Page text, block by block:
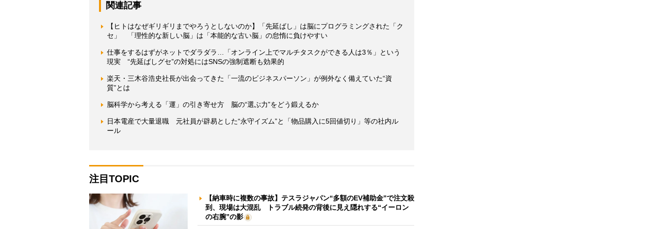
関連記事
【ヒトはなぜギリギリまでやろうとしないのか】「先延ばし」は脳にプログラミングされた「ク
セ」 「理性的な新しい脳」は「本能的な古い脳」の怠惰に負けやすい
仕事をするはずがネットでダラダラ…「オンライン上でマルチタスクができる人は3％」という
現実 “先延ばしグセ”の対処にはSNSの強制遮断も効果的
楽天・三木谷浩史社長が出会ってきた「一流のビジネスパーソン」が例外なく備えていた“資
質”とは
脳科学から考える「運」の引き寄せ方 脳の“選ぶ力”をどう鍛えるか
日本電産で大量退職 元社員が辟易とした“永守イズム”と「物品購入に5回値切り」等の社内ル
ール
注目TOPIC
【納車時に複数の事故】テスラジャパン“多額のEV補助金”で注文殺
到、現場は大混乱 トラブル続発の背後に見え隠れする“イーロン
の右腕”の影